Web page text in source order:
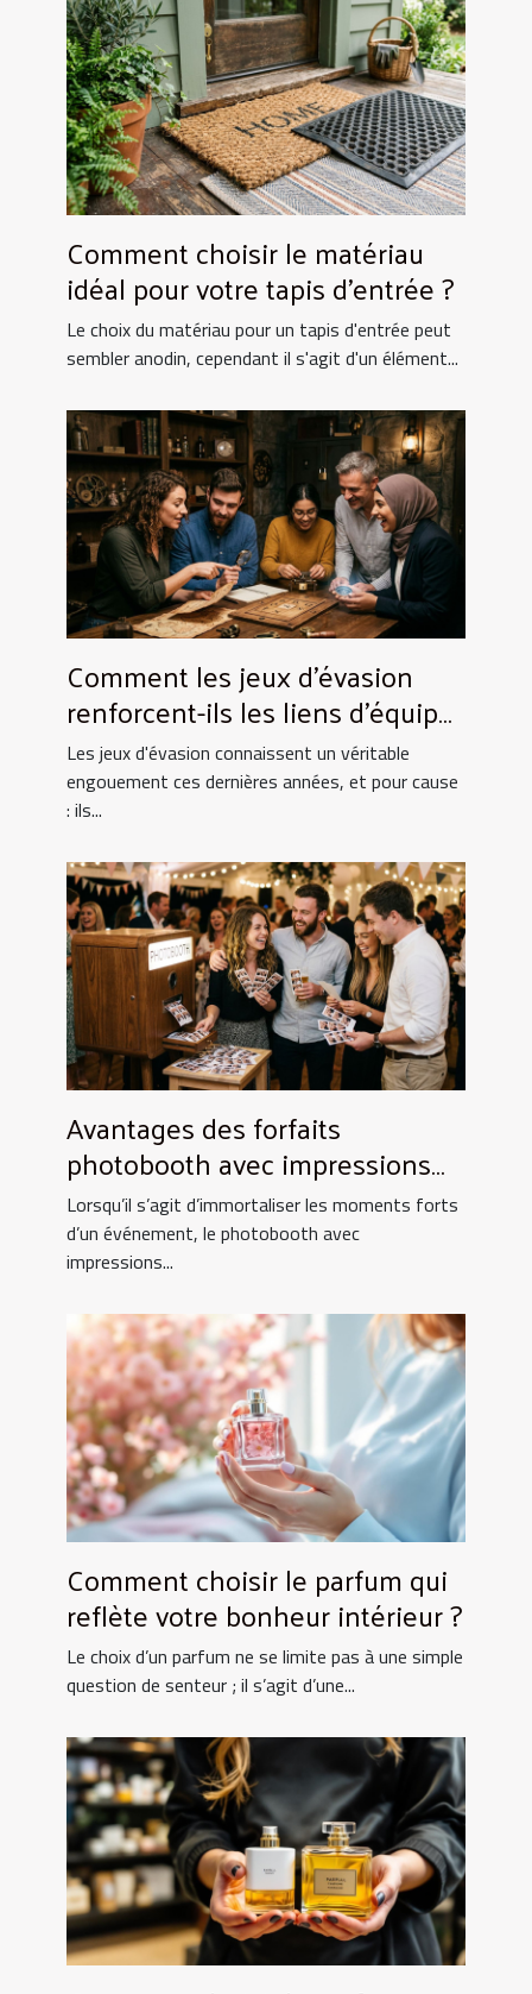
Comment choisir le matériau
idéal pour votre tapis d'entrée ?
Le choix du matériau pour un tapis d'entrée peut
sembler anodin, cependant il s'agit d'un élément...
Comment les jeux d'évasion
renforcent-ils les liens d'équipe
?
Les jeux d'évasion connaissent un véritable
engouement ces dernières années, et pour cause
: ils...
Avantages des forfaits
photobooth avec impressions
illimitées
Lorsqu’il s’agit d’immortaliser les moments forts
d’un événement, le photobooth avec
impressions...
Comment choisir le parfum qui
reflète votre bonheur intérieur ?
Le choix d’un parfum ne se limite pas à une simple
question de senteur ; il s’agit d’une...